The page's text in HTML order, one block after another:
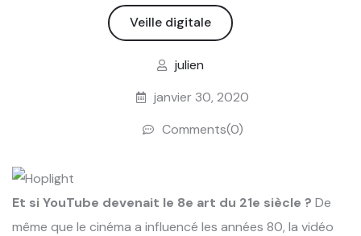
Veille digitale
julien
janvier 30, 2020
Comments(0)
Et si YouTube devenait le 8e art du 21e siècle ? De
même que le cinéma a influencé les années 80, la vidéo